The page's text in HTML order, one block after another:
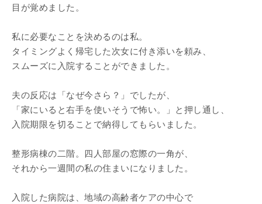
目が覚めました。
私に必要なことを決めるのは私。
タイミングよく帰宅した次女に付き添いを頼み、
スムーズに入院することができました。
夫の反応は「なぜ今さら？」でしたが、
「家にいると右手を使いそうで怖い。」と押し通し、
入院期限を切ることで納得してもらいました。
整形病棟の二階。四人部屋の窓際の一角が、
それから一週間の私の住まいになりました。
入院した病院は、地域の高齢者ケアの中心で